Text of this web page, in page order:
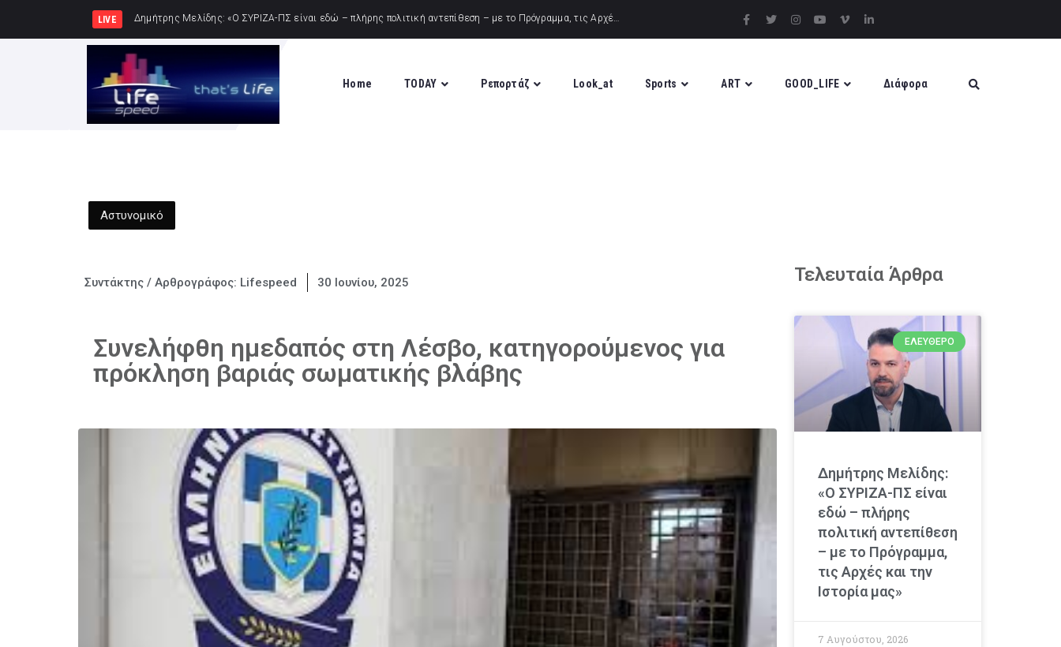
LIVE Σύλληψη δώδεκα ατόμω
Home TODAY Ρεπορτάζ Look_at Sports ART GOOD_LIFE Διάφορα
Αστυνομικό
Συντάκτης / Αρθρογράφος: Lifespeed 30 Ιουνίου, 2025
Συνελήφθη ημεδαπός στη Λέσβο, κατηγορούμενος για
πρόκληση βαριάς σωματικής βλάβης
Τελευταία Άρθρα
ΕΛΕΎΘΕΡΟ
Δημήτρης Μελίδης:
«Ο ΣΥΡΙΖΑ-ΠΣ είναι
εδώ – πλήρης
πολιτική αντεπίθεση
– με το Πρόγραμμα,
τις Αρχές και την
Ιστορία μας»
7 Αυγούστου, 2026